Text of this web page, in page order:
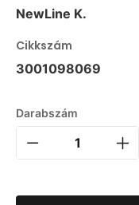
NewLine K.
Cikkszám
3001098069
Darabszám